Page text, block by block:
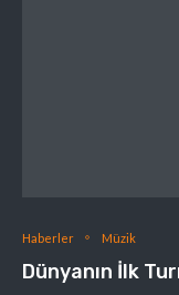
Haberler Müzik
Dünyanın İlk